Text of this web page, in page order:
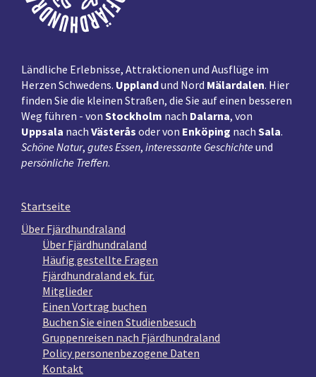
Ländliche Erlebnisse, Attraktionen und Ausflüge im
Herzen Schwedens. Upplandund Nord Mälardalen. Hier
finden Sie die kleinen Straßen, die Sie auf einen besseren
Weg führen - von Stockholm nach Dalarna, von
Uppsala nach Västerås oder von Enköping nach Sala.
Schöne Natur, gutes Essen, interessante Geschichte und
persönliche Treffen.
Startseite
Über Fjärdhundraland
Über Fjärdhundraland
Häufig gestellte Fragen
Fjärdhundraland ek. für.
Mitglieder
Einen Vortrag buchen
Buchen Sie einen Studienbesuch
Gruppenreisen nach Fjärdhundraland
Policy personenbezogene Daten
Kontakt